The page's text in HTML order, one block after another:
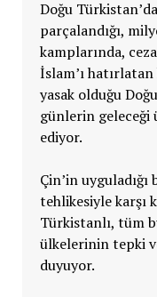
Doğu
parçalandığı,
kamplarında,
İslam’ı
yasak olduğu
günlerin geleceği
ediyor.
Çin’in
tehlikesiyle karşı
Türkistanlı, tüm
ülkelerinin tepki
duyuyor.